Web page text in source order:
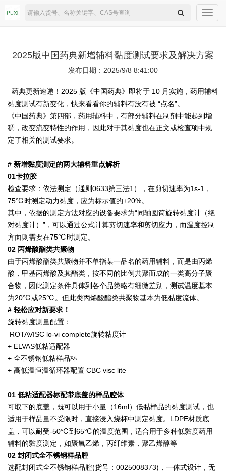
2025版中国药典新增辅料黏度测试要求及解决方案
发布日期：2025/9/8 8:41:00
药典更新速递！2025 版《中国药典》即将于 10 月实施，药用辅料
黏度测试有新变化，快来看看你的辅料有没有被 “点名”。
《中国药典》第四部，药用辅料中，有部分辅料在制剂中能起到增
稠，改变流变特性的作用，因此对于其黏度也在正文或检查项中规
定了相关的测试要求。
# 新增黏度测定的两大辅料重点解析
01卡拉胶
检查要求：依法测定（通则0633第三法1），在剪切速率为1s-1，
75℃时测定动力黏度，应为标示值的±20%。
其中，依据的测定方法对应的设备要求为“同轴圆筒旋转黏度计（绝
对黏度计）”，可以通过公式计算剪切速率和剪切应力，而温度控制
方面则需要在75℃时测定。
02 丙烯酸酯类共聚物
由于丙烯酸酯类共聚物并不单指某一品名的药用辅料，而是由丙烯
酸，甲基丙烯酸及其酯类，按不同的比例共聚而成的一类高分子聚
合物，因此测定条件具体到各个品类略有细微差别，测试温度基本
为20℃或25℃。但此类丙烯酸酯类共聚物基本为低黏度流体。
# 轻松应对新要求！
旋转黏度测量配置：
ROTAVISC lo-vi complete旋转粘度计
+ ELVAS低粘适配器
+ 全不锈钢低粘样品杯
+ 高低温恒温循环器配置 CBC visc lite
01 低粘适配器标配带底盖的样品腔体
可取下的底盖，既可以用于小量（16ml）低黏样品的黏度测试，也
适用于样品量不受限时，直接浸入烧杯中测定黏度。LDPE材质底
盖，可以耐受-50℃到65℃的温度范围，适合用于多种低黏度药用
辅料的黏度测定，如聚氧乙烯，丙纤维素，聚乙烯醇等
02 封闭式全不锈钢样品腔
选配封闭式全不锈钢样品腔(货号：0025008373)，一体式设计，无